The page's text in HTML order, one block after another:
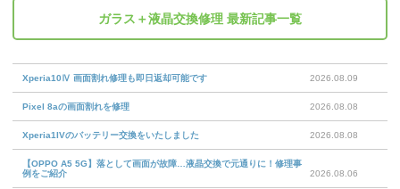
ガラス＋液晶交換修理 最新記事一覧
Xperia10Ⅳ 画面割れ修理も即日返却可能です 2026.08.09
Pixel 8aの画面割れを修理 2026.08.08
Xperia1IVのバッテリー交換をいたしました 2026.08.08
【OPPO A5 5G】落として画面が故障…液晶交換で元通りに！修理事
例をご紹介
2026.08.06